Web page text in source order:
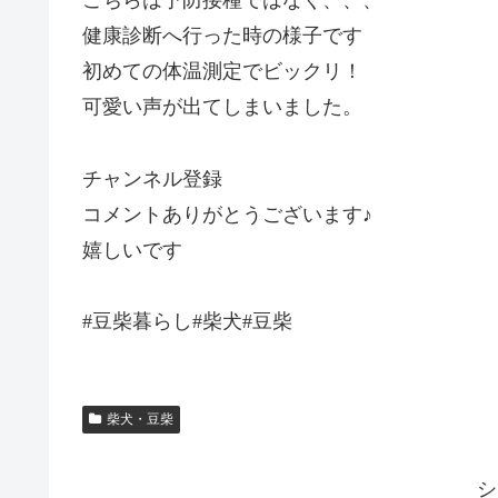
健康診断へ行った時の様子です
初めての体温測定でビックリ！
可愛い声が出てしまいました。
チャンネル登録
コメントありがとうございます♪
嬉しいです
#豆柴暮らし#柴犬#豆柴
柴犬・豆柴